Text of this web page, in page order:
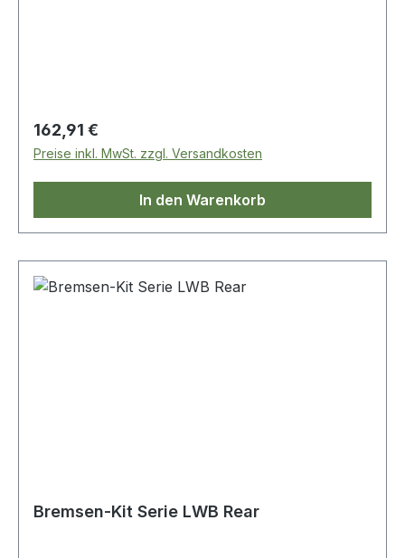
Regulärer Preis:
162,91 €
Preise inkl. MwSt. zzgl. Versandkosten
In den Warenkorb
Bremsen-Kit Serie LWB Rear